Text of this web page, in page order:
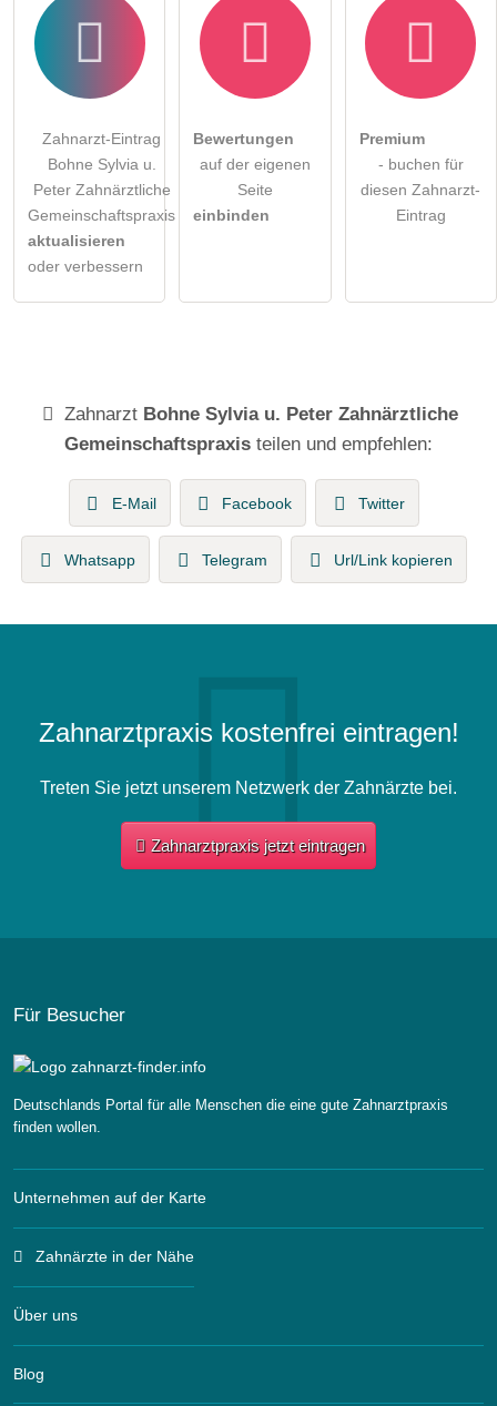
Zahnarzt-Eintrag
Bohne Sylvia u.
Peter Zahnärztliche
Gemeinschaftspraxis
aktualisieren
oder verbessern
Bewertungen
auf der eigenen
Seite
einbinden
Premium
- buchen für
diesen Zahnarzt-
Eintrag
Zahnarzt Bohne Sylvia u. Peter Zahnärztliche
Gemeinschaftspraxis teilen und empfehlen:
E-Mail Facebook Twitter
Whatsapp Telegram Url/Link kopieren
Zahnarztpraxis kostenfrei eintragen!
Treten Sie jetzt unserem Netzwerk der Zahnärzte bei.
Zahnarztpraxis jetzt eintragen
Für Besucher
Deutschlands Portal für alle Menschen die eine gute Zahnarztpraxis
finden wollen.
Unternehmen auf der Karte
Zahnärzte in der Nähe
Über uns
Blog